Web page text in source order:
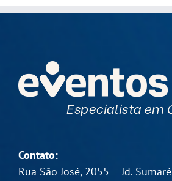
Contato:
Rua São José, 2055 – Jd. Sumaré